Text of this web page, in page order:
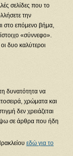
σελίδες που το
την
στο επόμενο βήμα,
«σύννεφο».
δυο καλύτεροι
δυνατότητα να
χρώματα και
δεν χρειάζεται
σε άρθρα που ήδη
εδώ για το